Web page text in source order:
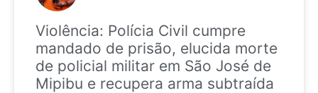
Violência: Polícia Civil cumpre
mandado de prisão, elucida morte
de policial militar em São José de
Mipibu e recupera arma subtraída